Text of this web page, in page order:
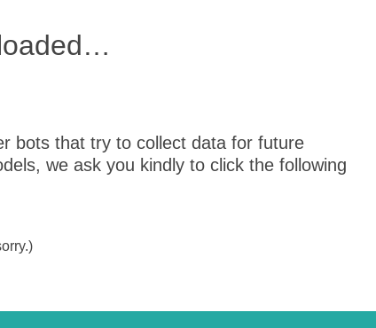
bots that try to collect data for future
we ask you kindly to click the following